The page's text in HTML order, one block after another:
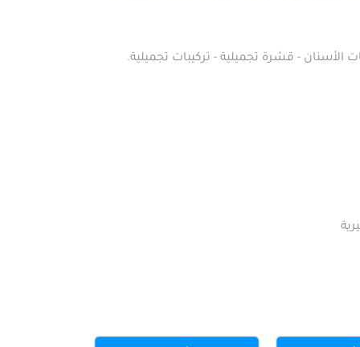
الأسنان - قشرة تجميلية - تركيبات تجميلية.